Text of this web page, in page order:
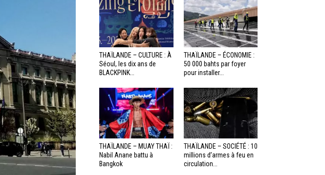
THAÏLANDE – CULTURE : À
Séoul, les dix ans de
BLACKPINK...
THAÏLANDE – ÉCONOMIE :
50 000 bahts par foyer
pour installer...
THAÏLANDE – MUAY THAÏ :
Nabil Anane battu à
Bangkok
THAÏLANDE – SOCIÉTÉ : 10
millions d’armes à feu en
circulation...